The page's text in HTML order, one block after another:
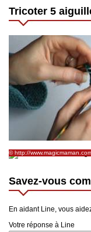
Tricoter 5
© http://
rond-tricoter-en-rond-a-l-aide-
Savez-vous
En aidant Line, vous
Votre réponse à Line